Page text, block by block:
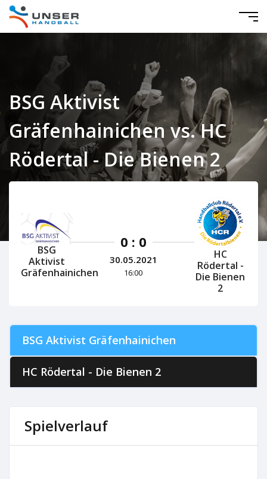
BSG Aktivist
Gräfenhainichen vs. HC
Rödertal - Die Bienen 2
BSG
Aktivist
Gräfenhainichen
0 : 0
30.05.2021
16:00
HC
Rödertal -
Die Bienen
2
BSG Aktivist Gräfenhainichen
HC Rödertal - Die Bienen 2
Spielverlauf